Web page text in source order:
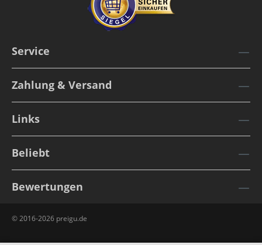
Service
Zahlung & Versand
Links
Beliebt
Bewertungen
© 2016-2026 preigu.de